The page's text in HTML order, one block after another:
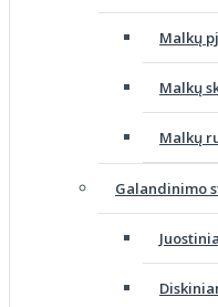
Malkų
Malkų
Malkų
Galandinimo